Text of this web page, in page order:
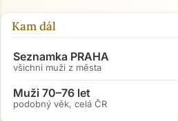
Kam dál
Seznamka PRAHA
všichni muži z města
Muži 70–76 let
podobný věk, celá ČR